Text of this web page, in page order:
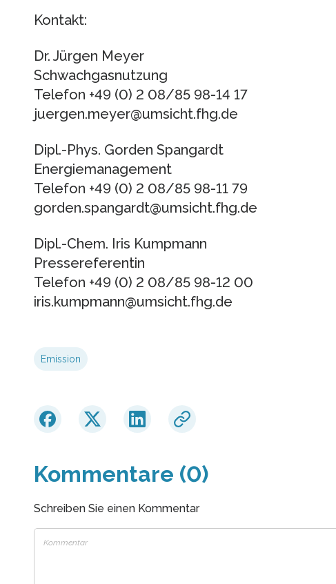
Kontakt:
Dr. Jürgen Meyer
Schwachgasnutzung
Telefon +49 (0) 2 08/85 98-14 17
juergen.meyer@umsicht.fhg.de
Dipl.-Phys. Gorden Spangardt
Energiemanagement
Telefon +49 (0) 2 08/85 98-11 79
gorden.spangardt@umsicht.fhg.de
Dipl.-Chem. Iris Kumpmann
Pressereferentin
Telefon +49 (0) 2 08/85 98-12 00
iris.kumpmann@umsicht.fhg.de
Emission
Kommentare (0)
Schreiben Sie einen Kommentar